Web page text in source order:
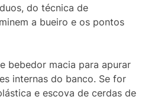
do técnica de
a bueiro e os pontos
bebedor macia para apurar
internas do banco. Se for
e escova de cerdas de